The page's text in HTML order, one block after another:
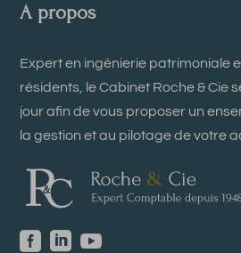
A propos
Expert en ingénierie patrimoniale
résidents, le Cabinet Roche & Cie
jour afin de vous proposer un
la gestion et au pilotage de votre
  